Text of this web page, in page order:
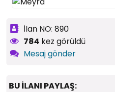
İlan NO: 890
784 kez görüldü
Mesaj gönder
BU İLANI PAYLAŞ: